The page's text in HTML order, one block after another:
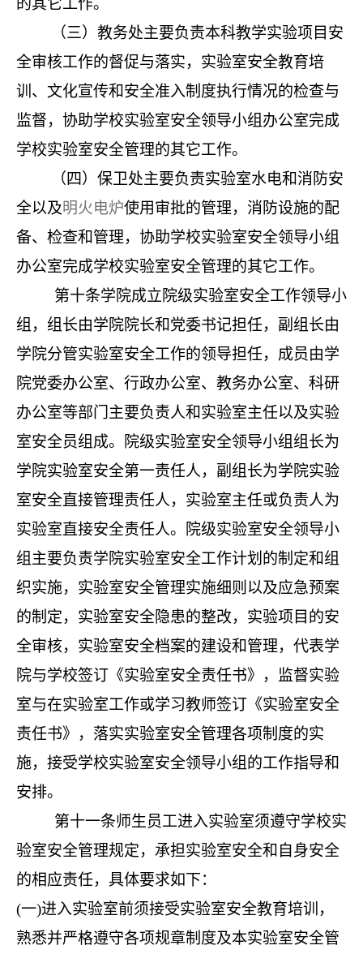
的其它工作。
（三）教务处主要负责本科教学实验项目安
全审核工作的督促与落实，实验室安全教育培
训、文化宣传和安全准入制度执行情况的检查与
监督，协助学校实验室安全领导小组办公室完成
学校实验室安全管理的其它工作。
（四）保卫处主要负责实验室水电和消防安
全以及明火电炉使用审批的管理，消防设施的配
备、检查和管理，协助学校实验室安全领导小组
办公室完成学校实验室安全管理的其它工作。
第十条学院成立院级实验室安全工作领导小
组，组长由学院院长和党委书记担任，副组长由
学院分管实验室安全工作的领导担任，成员由学
院党委办公室、行政办公室、教务办公室、科研
办公室等部门主要负责人和实验室主任以及实验
室安全员组成。院级实验室安全领导小组组长为
学院实验室安全第一责任人，副组长为学院实验
室安全直接管理责任人，实验室主任或负责人为
实验室直接安全责任人。院级实验室安全领导小
组主要负责学院实验室安全工作计划的制定和组
织实施，实验室安全管理实施细则以及应急预案
的制定，实验室安全隐患的整改，实验项目的安
全审核，实验室安全档案的建设和管理，代表学
院与学校签订《实验室安全责任书》，监督实验
室与在实验室工作或学习教师签订《实验室安全
责任书》，落实实验室安全管理各项制度的实
施，接受学校实验室安全领导小组的工作指导和
安排。
第十一条师生员工进入实验室须遵守学校实
验室安全管理规定，承担实验室安全和自身安全
的相应责任，具体要求如下：
(一)进入实验室前须接受实验室安全教育培训，
熟悉并严格遵守各项规章制度及本实验室安全管